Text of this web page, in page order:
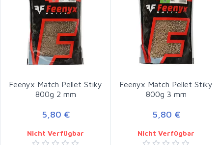
Feenyx Match Pellet Stiky
800g 2 mm
5,80 €
Nicht Verfügbar
Feenyx Match Pellet Stiky
800g 3 mm
5,80 €
Nicht Verfügbar